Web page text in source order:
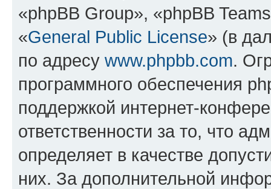
«phpBB Group», «phpBB
«General Public License» (в
по адресу www.phpbb.com.
программного обеспечения
поддержкой интернет-
ответственности за то, что
определяет в качестве
них. За дополнительной